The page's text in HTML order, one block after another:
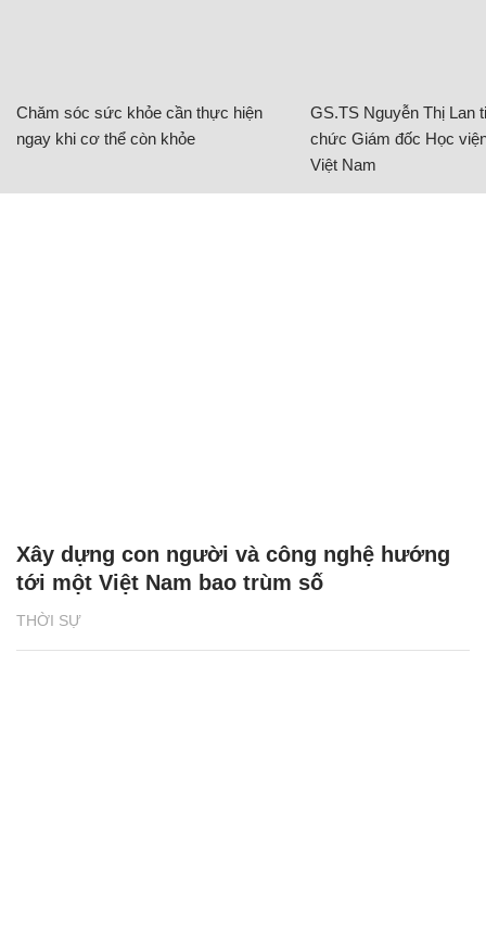
Chăm sóc sức khỏe cần thực hiện
ngay khi cơ thể còn khỏe
GS.TS Nguyễn Thị Lan
chức Giám đốc Học
Việt Nam
THỜI SỰ
Xây dựng con người và công nghệ hướng
tới một Việt Nam bao trùm số